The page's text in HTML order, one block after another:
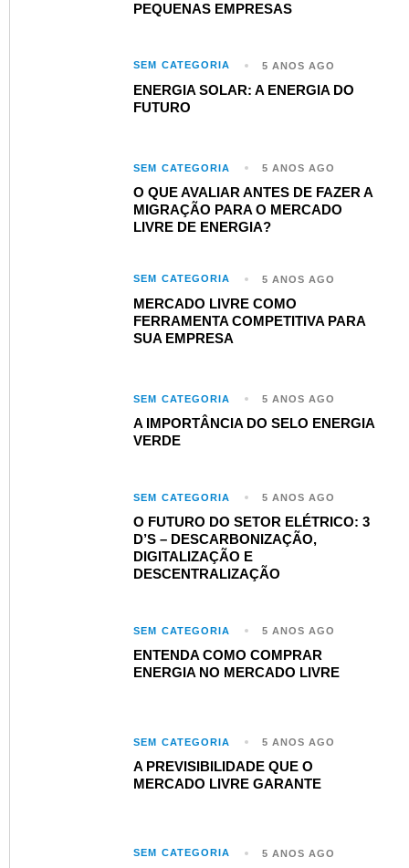
PEQUENAS EMPRESAS
SEM CATEGORIA 5 ANOS AGO
ENERGIA SOLAR: A ENERGIA DO
FUTURO ​
SEM CATEGORIA 5 ANOS AGO
O QUE AVALIAR ANTES DE FAZER A
MIGRAÇÃO PARA O MERCADO
LIVRE DE ENERGIA?​
SEM CATEGORIA 5 ANOS AGO
MERCADO LIVRE COMO
FERRAMENTA COMPETITIVA PARA
SUA EMPRESA
SEM CATEGORIA 5 ANOS AGO
A IMPORTÂNCIA DO SELO ENERGIA
VERDE​
SEM CATEGORIA 5 ANOS AGO
O FUTURO DO SETOR ELÉTRICO: 3
D’S – DESCARBONIZAÇÃO,
DIGITALIZAÇÃO E
DESCENTRALIZAÇÃO ​
SEM CATEGORIA 5 ANOS AGO
ENTENDA COMO COMPRAR
ENERGIA NO MERCADO LIVRE ​
SEM CATEGORIA 5 ANOS AGO
A PREVISIBILIDADE QUE O
MERCADO LIVRE GARANTE
SEM CATEGORIA 5 ANOS AGO